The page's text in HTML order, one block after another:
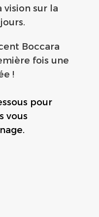
vision sur la
Boccara
fois une
!
pour
vous